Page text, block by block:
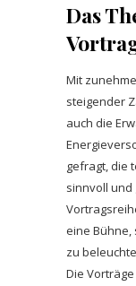
Das
Mit
steigender
auch die
gefragt, die
sinnvoll und
eine Bühne,
zu
Die